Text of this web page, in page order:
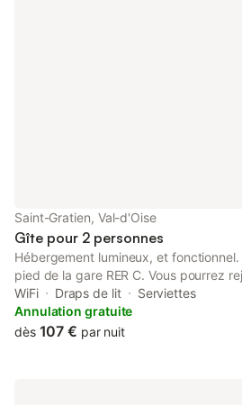
Saint-Gratien, Val-d'Oise
Gîte pour 2 personnes
Hébergement lumineux, et
pied de la gare RER C. Vous pourrez
vous avez également un train direct
Quartier calme et résidentiel.
WiFi Draps de lit
Serviettes
Annulation gratuite
dès 107 € par nuit